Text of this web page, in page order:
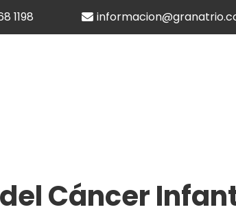
1198
Cáncer